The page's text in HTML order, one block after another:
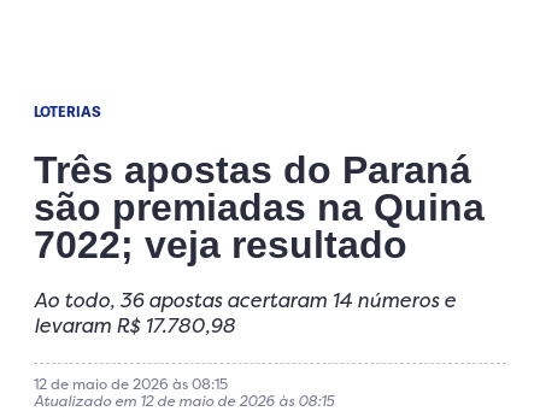
LOTERIAS
Três apostas do Paraná
são premiadas na Quina
7022; veja resultado
Ao todo, 36 apostas acertaram 14 números e
levaram R$ 17.780,98
12 de maio de 2026 às 08:15
Atualizado em 12 de maio de 2026 às 08:15